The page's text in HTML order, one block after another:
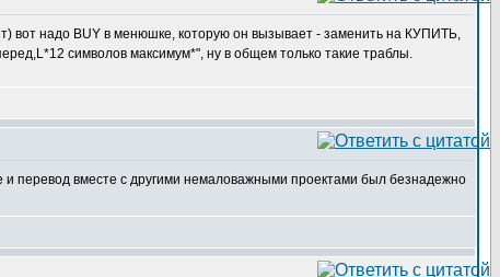
вот надо BUY в менюшке, которую он вызывает - заменить на КУПИТЬ,
символов максимум*", ну в общем только такие траблы.
и перевод вместе с другими немаловажными проектами был безнадежно